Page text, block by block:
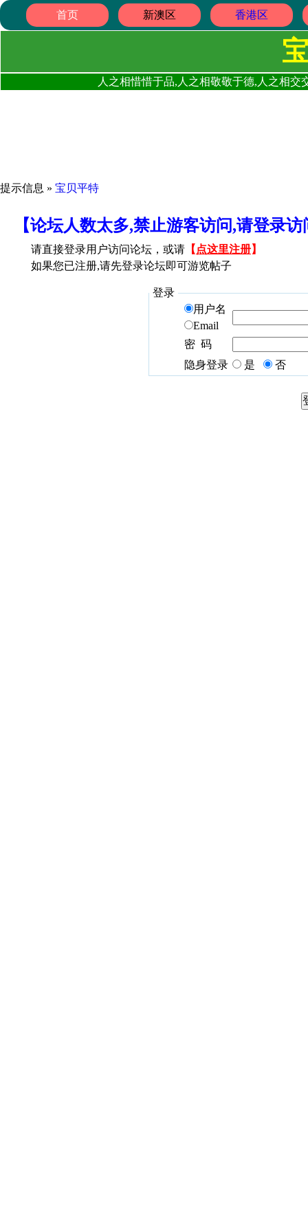
首页 新澳区 香港区
人之相惜惜于品,人之相敬敬于德,人之相
提示信息 » 宝贝平特
【论坛人数太多,禁止游客访问,请登录
请直接登录用户访问论坛，或请 【 点这里注册】
如果您已注册,请先登录论坛即可游览帖子
登录
用户名
Email
密 码
隐身登录
是 否